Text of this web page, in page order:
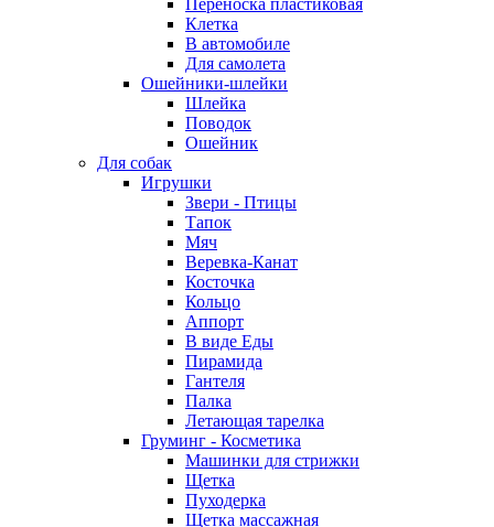
Клетка
В автомобиле
Для самолета
Ошейники-шлейки
Шлейка
Поводок
Ошейник
Для собак
Игрушки
Звери - Птицы
Тапок
Мяч
Веревка-Канат
Косточка
Кольцо
Аппорт
В виде Еды
Пирамида
Гантеля
Палка
Летающая тарелка
Груминг - Косметика
Машинки для стрижки
Щетка
Пуходерка
Щетка массажная